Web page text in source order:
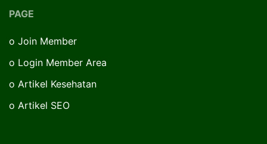
PAGE
o Join Member
o Login Member Area
o Artikel Kesehatan
o Artikel SEO